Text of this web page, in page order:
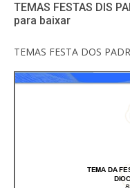
TEMAS FESTAS DIS
para baixar
TEMAS FESTA DOS